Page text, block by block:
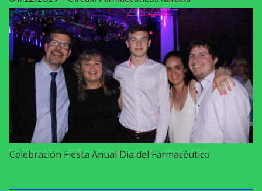
Celebración Fiesta Anual Dia del Farmacéutico